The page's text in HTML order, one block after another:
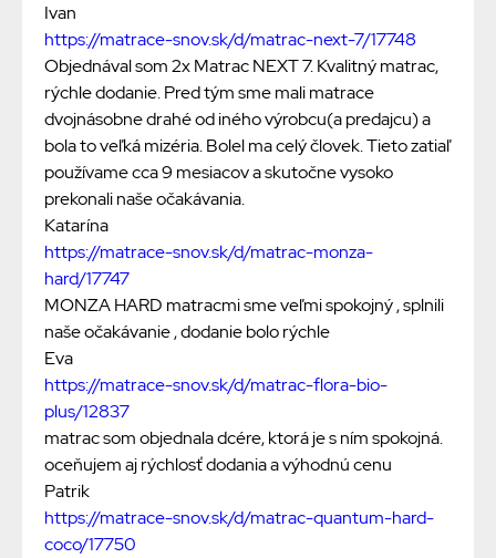
Ivan
https://matrace-snov.sk/d/matrac-next-7/17748
Objednával som 2x Matrac NEXT 7. Kvalitný matrac,
rýchle dodanie. Pred tým sme mali matrace
dvojnásobne drahé od iného výrobcu(a predajcu) a
bola to veľká mizéria. Bolel ma celý človek. Tieto zatiaľ
používame cca 9 mesiacov a skutočne vysoko
prekonali naše očakávania.
Katarína
https://matrace-snov.sk/d/matrac-monza-
hard/17747
MONZA HARD matracmi sme veľmi spokojný , splnili
naše očakávanie , dodanie bolo rýchle
Eva
https://matrace-snov.sk/d/matrac-flora-bio-
plus/12837
matrac som objednala dcére, ktorá je s ním spokojná.
oceňujem aj rýchlosť dodania a výhodnú cenu
Patrik
https://matrace-snov.sk/d/matrac-quantum-hard-
coco/17750